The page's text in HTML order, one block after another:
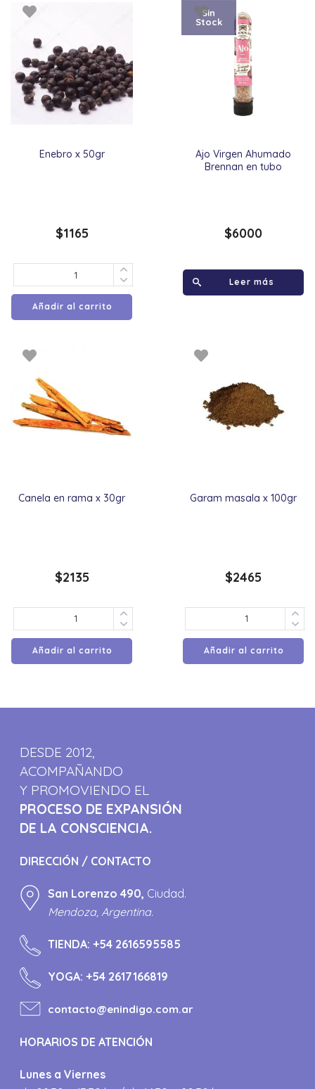
Enebro x 50gr
$1165
Añadir al carrito
Ajo Virgen Ahumado
Brennan en tubo
Sin
Stock
$6000
Leer más
Canela en rama x 30gr
$2135
Añadir al carrito
Garam masala x 100gr
$2465
Añadir al carrito
DESDE 2012,
ACOMPAÑANDO
Y PROMOVIENDO EL
PROCESO DE EXPANSIÓN
DE LA CONSCIENCIA.
DIRECCIÓN / CONTACTO
San Lorenzo 490, Ciudad.
Mendoza, Argentina.
TIENDA:+54 2616595585
YOGA:+54 2617166819
contacto@enindigo.com.ar
HORARIOS DE ATENCIÓN
Lunes a Viernes